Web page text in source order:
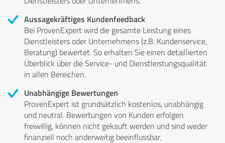
Aussagekräftiges Kundenfeedback
Bei ProvenExpert wird die gesamte Leistung eines
Dienstleisters oder Unternehmens (z.B. Kundenservice,
Beratung) bewertet. So erhalten Sie einen detaillierten
Überblick über die Service- und Dienstleistungsqualität
in allen Bereichen.
Unabhängige Bewertungen
ProvenExpert ist grundsätzlich kostenlos, unabhängig
und neutral. Bewertungen von Kunden erfolgen
freiwillig, können nicht gekauft werden und sind weder
finanziell noch anderweitig beeinflussbar.